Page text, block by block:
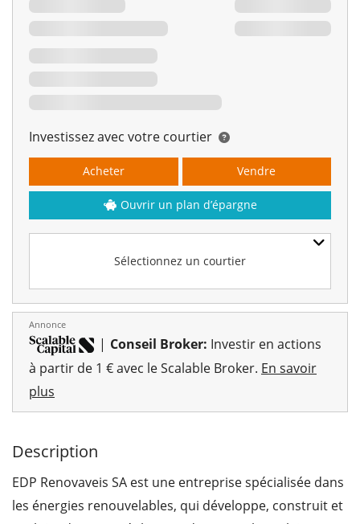
Investissez avec votre courtier
Sélectionnez un courtier
Acheter Vendre
Ouvrir un plan d’épargne
Annonce
| Conseil Broker: Investir en actions
à partir de 1 € avec le Scalable Broker. En savoir
plus
Description
EDP Renovaveis SA est une entreprise spécialisée dans
les énergies renouvelables, qui développe, construit et